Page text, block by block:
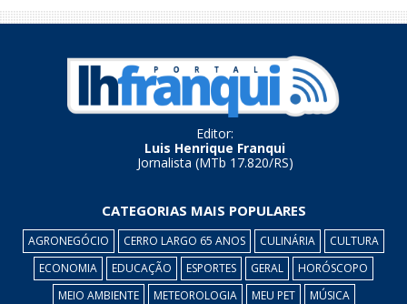
Editor:
Luis Henrique Franqui
Jornalista (MTb 17.820/RS)
CATEGORIAS MAIS POPULARES
AGRONEGÓCIO CERRO LARGO 65 ANOS CULINÁRIA
CULTURA
ECONOMIA
EDUCAÇÃO ESPORTES GERAL
HORÓSCOPO
MEIO AMBIENTE
METEOROLOGIA MEU PET MÚSICA